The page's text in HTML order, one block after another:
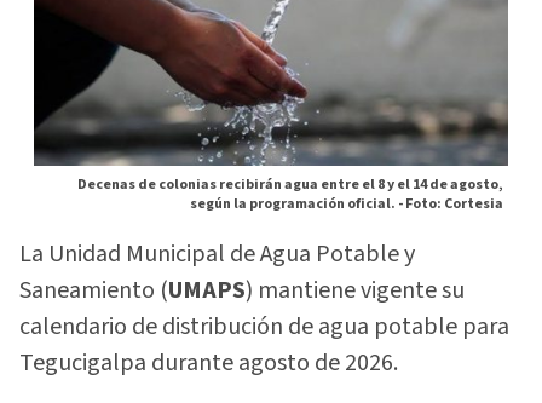
Decenas de colonias recibirán agua entre el 8 y el 14 de agosto,
según la programación oficial. -Foto: Cortesia
La Unidad Municipal de Agua Potable y
Saneamiento (UMAPS) mantiene vigente su
calendario de distribución de agua potable para
Tegucigalpa durante agosto de 2026.